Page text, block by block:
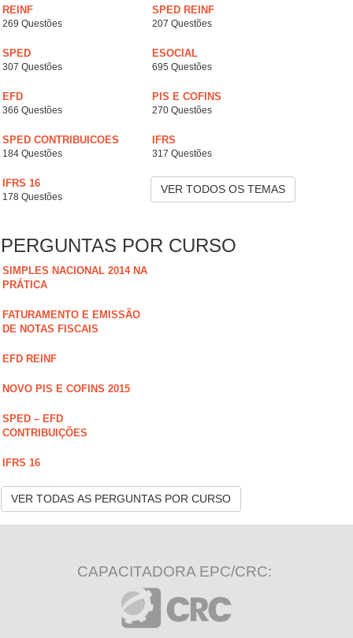
REINF
269 Questões
SPED REINF
207 Questões
SPED
307 Questões
ESOCIAL
695 Questões
EFD
366 Questões
PIS E COFINS
270 Questões
SPED CONTRIBUICOES
184 Questões
IFRS
317 Questões
IFRS 16
178 Questões
VER TODOS OS TEMAS
PERGUNTAS POR CURSO
SIMPLES NACIONAL 2014 NA
PRÁTICA
FATURAMENTO E EMISSÃO
DE NOTAS FISCAIS
EFD REINF
NOVO PIS E COFINS 2015
SPED – EFD
CONTRIBUIÇÕES
IFRS 16
VER TODAS AS PERGUNTAS POR CURSO
CAPACITADORA EPC/CRC: